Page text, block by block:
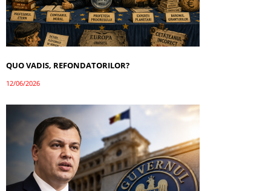
QUO VADIS, REFONDATORILOR?
12/06/2026